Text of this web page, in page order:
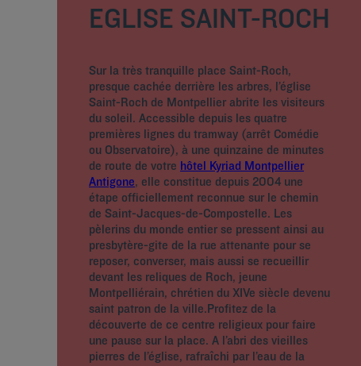
EGLISE SAINT-ROCH
Sur la très tranquille place Saint-Roch,
presque cachée derrière les arbres, l’église
Saint-Roch de Montpellier abrite les visiteurs
du soleil. Accessible depuis les quatre
premières lignes du tramway (arrêt Comédie
ou Observatoire), à une quinzaine de minutes
de route de votre hôtel Kyriad Montpellier
Antigone, elle constitue depuis 2004 une
étape officiellement reconnue sur le chemin
de Saint-Jacques-de-Compostelle. Les
pèlerins du monde entier se pressent ainsi au
presbytère-gite de la rue attenante pour se
reposer, converser, mais aussi se recueillir
devant les reliques de Roch, jeune
Montpelliérain, chrétien du XIVe siècle devenu
saint patron de la ville.Profitez de la
découverte de ce centre religieux pour faire
une pause sur la place. A l’abri des vieilles
pierres de l’église, rafraîchi par l’eau de la